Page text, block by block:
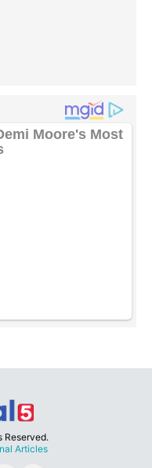
Reserved.
Articles